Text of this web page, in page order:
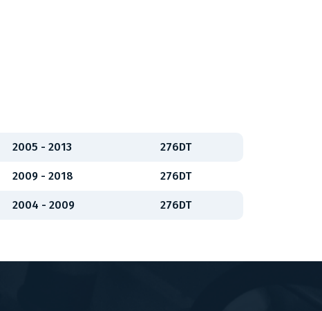
2005 - 2013 276DT
2009 - 2018 276DT
2004 - 2009 276DT